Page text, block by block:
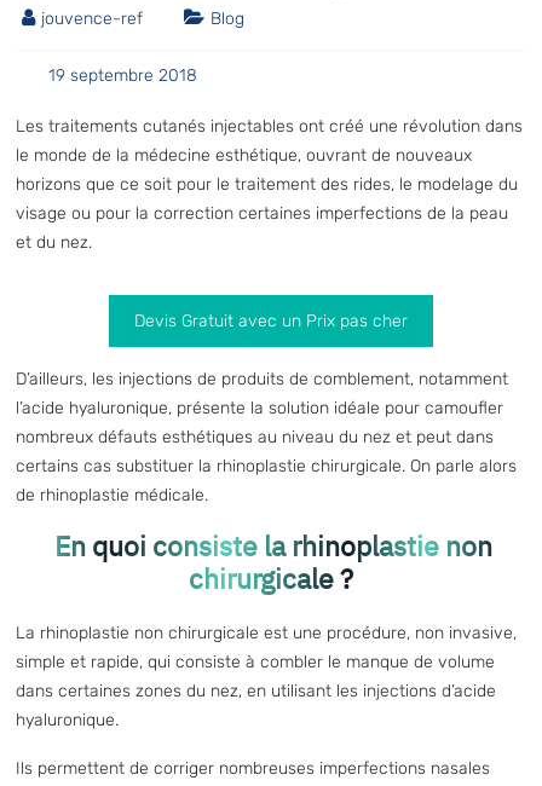
jouvence-ref Blog
19 septembre 2018
Les traitements cutanés injectables ont créé une révolution dans
le monde de la médecine esthétique, ouvrant de nouveaux
horizons que ce soit pour le traitement des rides, le modelage du
visage ou pour la correction certaines imperfections de la peau
et du nez.
Devis Gratuit avec un Prix pas cher
D’ailleurs, les injections de produits de comblement, notamment
l’acide hyaluronique, présente la solution idéale pour camoufler
nombreux défauts esthétiques au niveau du nez et peut dans
certains cas substituer la rhinoplastie chirurgicale. On parle alors
de rhinoplastie médicale.
En quoi consiste la rhinoplastie non
chirurgicale ?
La rhinoplastie non chirurgicale est une procédure, non invasive,
simple et rapide, qui consiste à combler le manque de volume
dans certaines zones du nez, en utilisant les injections d’acide
hyaluronique.
Ils permettent de corriger nombreuses imperfections nasales